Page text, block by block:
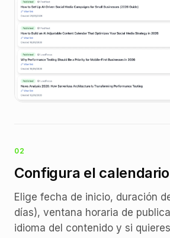
02
Configura el calendario
Elige fecha de inicio, duración
días), ventana horaria de
idioma del contenido y si